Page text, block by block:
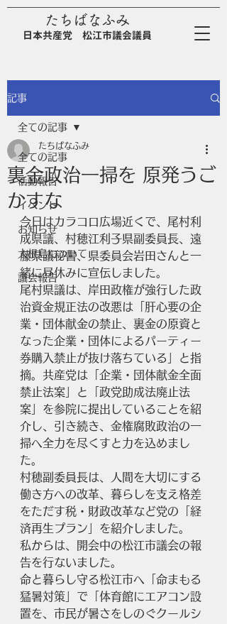
たちばなふみ
日本共産党 松江市議会議員
記事
全ての記事
活動報告
イベント
お知らせ
大根島について
議会報告
全ての記事
裏金政治一掃を 原発うご
かすな
たちばなふみ
今日はカラコロ広場近くで、尾村利
成県議、村穂江利子県副委員長、遠
藤県議秘書、県委員会岩田さんと一
緒に昼休みに宣伝しました。
尾村県議は、岸田政権が強行した政
治資金規正法の改悪は「肝心要の企
業・団体献金の禁止、裏金の原資と
なった企業・団体によるパーティー
券購入禁止が抜け落ちている」と指
摘。共産党は「企業・団体献金全面
禁止法案」と「政党助成法廃止法
案」を参院に提出していることを紹
介し、引き続き、金権腐敗政治の一
掃へ全力を尽くすと力を込めまし
た。
村穂副委員長は、人間を大切にする
働き方への改革、暮らしを支え格差
をただす税・財政改革など党の「経
済再生プラン」を紹介しました。
私からは、開会中の松江市議会の報
告を行ないました。
命と暮らし守る松江市へ「命まもる
猛暑対策」で「体育館にエアコン設
置を、市民が暑さをしのぐクールシ